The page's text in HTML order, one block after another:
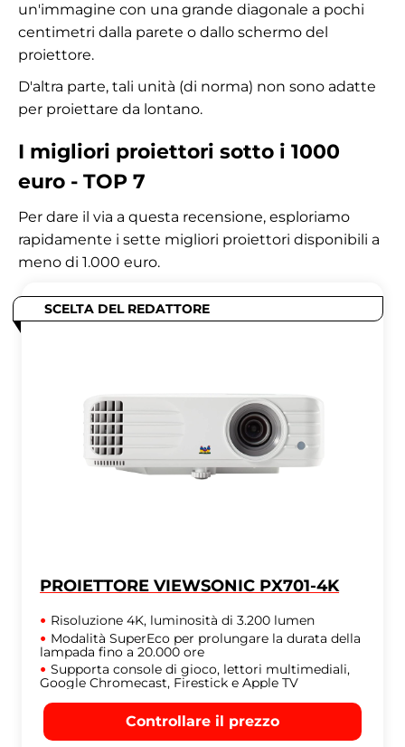
un'immagine con una grande diagonale a pochi
centimetri dalla parete o dallo schermo del
proiettore.
D'altra parte, tali unità (di norma) non sono adatte
per proiettare da lontano.
I migliori proiettori sotto i 1000
euro - TOP 7
Per dare il via a questa recensione, esploriamo
rapidamente i sette migliori proiettori disponibili a
meno di 1.000 euro.
SCELTA DEL REDATTORE
PROIETTORE VIEWSONIC PX701-4K
Risoluzione 4K, luminosità di 3.200 lumen
Modalità SuperEco per prolungare la durata della
lampada fino a 20.000 ore
Supporta console di gioco, lettori multimediali,
Google Chromecast, Firestick e Apple TV
Controllare il prezzo